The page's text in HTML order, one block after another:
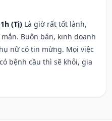
(Tị) Là giờ rất tốt lành,
Buôn bán, kinh doanh
nữ có tin mừng. Mọi việc
bệnh cầu thì sẽ khỏi, gia